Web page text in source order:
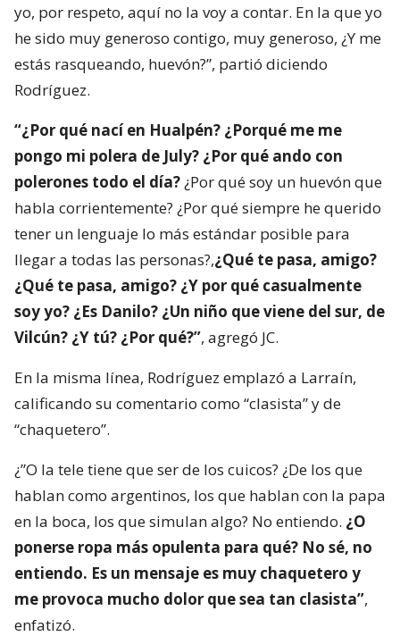
yo, por respeto, aquí no la voy a contar. En la que yo
he sido muy generoso contigo, muy generoso, ¿Y me
estás rasqueando, huevón?”, partió diciendo
Rodríguez.
“¿Por qué nací en Hualpén? ¿Porqué me me
pongo mi polera de July? ¿Por qué ando con
polerones todo el día?¿Por qué soy un huevón que
habla corrientemente? ¿Por qué siempre he querido
tener un lenguaje lo más estándar posible para
llegar a todas las personas?,¿Qué te pasa, amigo?
¿Qué te pasa, amigo? ¿Y por qué casualmente
soy yo? ¿Es Danilo? ¿Un niño que viene del sur, de
Vilcún? ¿Y tú? ¿Por qué?”, agregó JC.
En la misma línea, Rodríguez emplazó a Larraín,
calificando su comentario como “clasista” y de
“chaquetero”.
¿”O la tele tiene que ser de los cuicos? ¿De los que
hablan como argentinos, los que hablan con la papa
en la boca, los que simulan algo? No entiendo. ¿O
ponerse ropa más opulenta para qué? No sé, no
entiendo. Es un mensaje es muy chaquetero y
me provoca mucho dolor que sea tan clasista”,
enfatizó.